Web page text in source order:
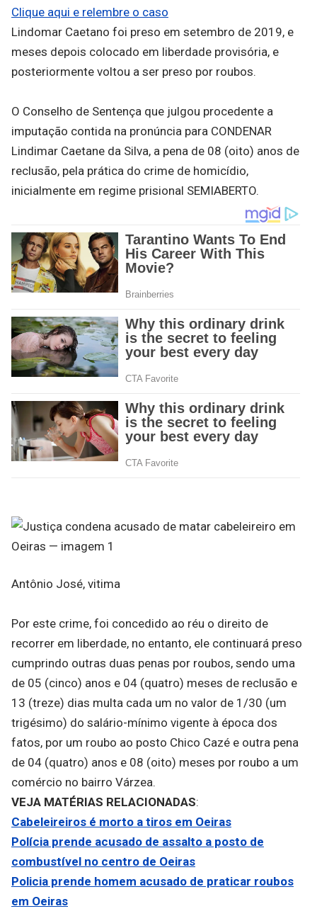
Clique aqui e relembre o caso
Lindomar Caetano foi preso em setembro de 2019, e
meses depois colocado em liberdade provisória, e
posteriormente voltou a ser preso por roubos.
O Conselho de Sentença que julgou procedente a
imputação contida na pronúncia para CONDENAR
Lindimar Caetane da Silva, a pena de 08 (oito) anos de
reclusão, pela prática do crime de homicídio,
inicialmente em regime prisional SEMIABERTO.
Antônio José, vitima
Por este crime, foi concedido ao réu o direito de
recorrer em liberdade, no entanto, ele continuará preso
cumprindo outras duas penas por roubos, sendo uma
de 05 (cinco) anos e 04 (quatro) meses de reclusão e
13 (treze) dias multa cada um no valor de 1/30 (um
trigésimo) do salário-mínimo vigente à época dos
fatos, por um roubo ao posto Chico Cazé e outra pena
de 04 (quatro) anos e 08 (oito) meses por roubo a um
comércio no bairro Várzea.
VEJA MATÉRIAS RELACIONADAS:
Cabeleireiros é morto a tiros em Oeiras
Polícia prende acusado de assalto a posto de
combustível no centro de Oeiras
Policia prende homem acusado de praticar roubos
em Oeiras